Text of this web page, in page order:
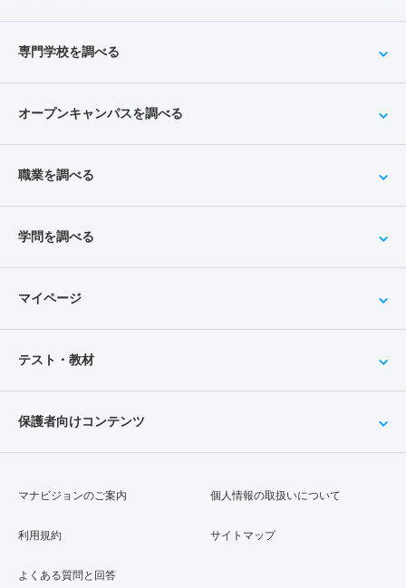
専門学校を調べる
オープンキャンパスを調べる
職業を調べる
学問を調べる
マイページ
テスト・教材
保護者向けコンテンツ
マナビジョンのご案内
利用規約
よくある質問と回答
個人情報の取扱いについて
サイトマップ